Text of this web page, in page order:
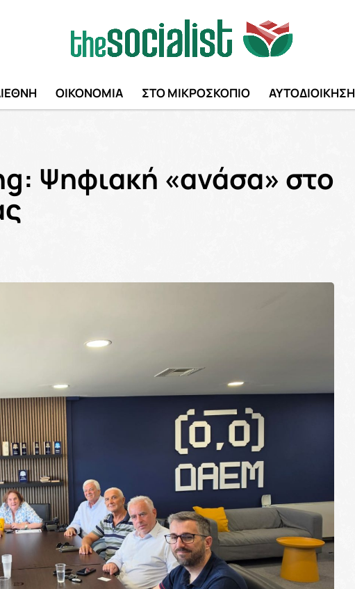
ΟΙΚΟΝΟΜΙΑ ΣΤΟ ΜΙΚΡΟΣΚΟΠΙΟ ΑΥΤΟΔΙΟΙΚΗΣΗ
Ψηφιακή «ανάσα» στο